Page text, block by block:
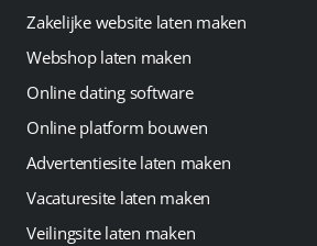
Zakelijke website laten maken
Webshop laten maken
Online dating software
Online platform bouwen
Advertentiesite laten maken
Vacaturesite laten maken
Veilingsite laten maken